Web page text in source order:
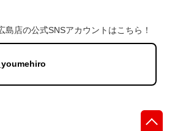
島店の公式SNSアカウントはこちら！